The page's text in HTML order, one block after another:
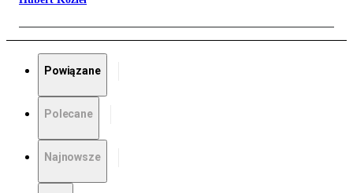
Powiązane
Polecane
Najnowsze